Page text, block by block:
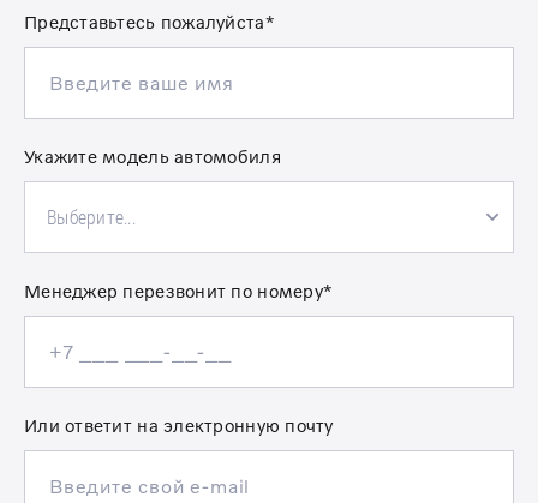
Представьтесь пожалуйста*
Укажите модель автомобиля
Выберите...
Менеджер перезвонит по номеру*
Или ответит на электронную почту